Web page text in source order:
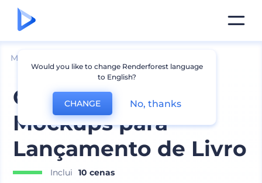
Mockups
Conjunto de
Mockups para
Lançamento de Livro
Inclui
10 cenas
Would you like to change Renderforest language
to English?
CHANGE No, thanks